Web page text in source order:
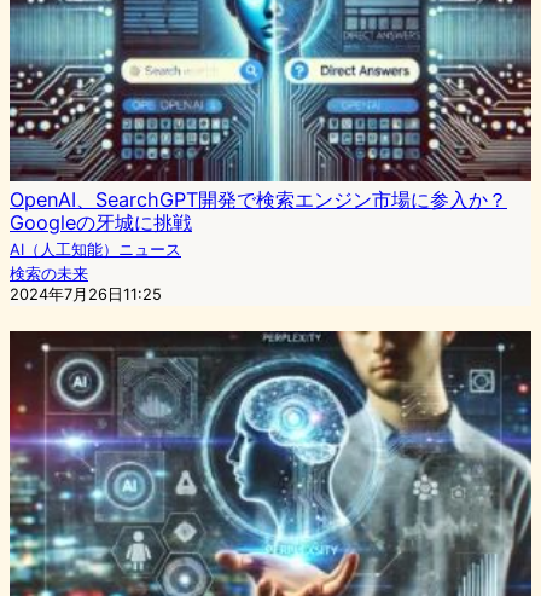
OpenAI、SearchGPT開発で検索エンジン市場に参入か？
Googleの牙城に挑戦
AI（人工知能）ニュース
検索の未来
2024年7月26日11:25